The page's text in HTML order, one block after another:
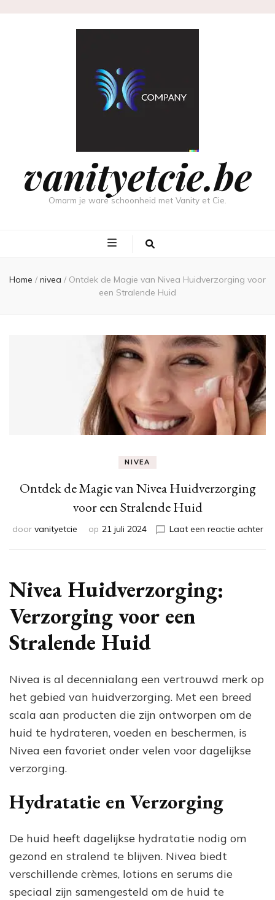
vanityetcie.be
Omarm je ware schoonheid met Vanity et Cie.
Home / nivea / Ontdek de Magie van Nivea Huidverzorging voor
een Stralende Huid
NIVEA
Ontdek de Magie van Nivea Huidverzorging
voor een Stralende Huid
door vanityetcie op 21 juli 2024 Laat een reactie achterop
Nivea Huidverzorging:
Verzorging voor een
Stralende Huid
Nivea is al decennialang een vertrouwd merk op
het gebied van huidverzorging. Met een breed
scala aan producten die zijn ontworpen om de
huid te hydrateren, voeden en beschermen, is
Nivea een favoriet onder velen voor dagelijkse
verzorging.
Hydratatie en Verzorging
De huid heeft dagelijkse hydratatie nodig om
gezond en stralend te blijven. Nivea biedt
verschillende crèmes, lotions en serums die
speciaal zijn samengesteld om de huid te